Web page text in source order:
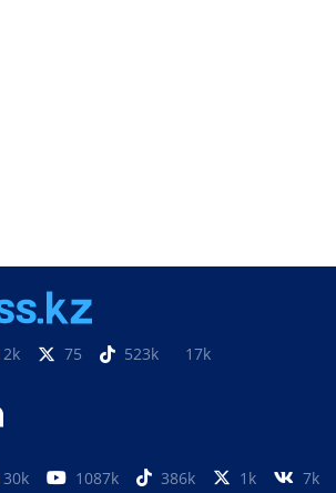
75 523k 17k
1087k 386k 1k 7k